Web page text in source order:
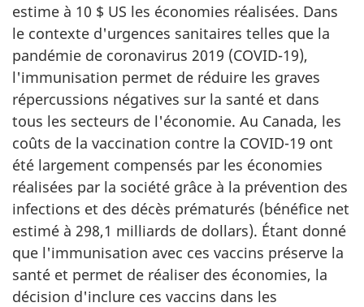
estime à 10 $ US les économies réalisées. Dans
le contexte d'urgences sanitaires telles que la
pandémie de coronavirus 2019 (COVID-19),
l'immunisation permet de réduire les graves
répercussions négatives sur la santé et dans
tous les secteurs de l'économie. Au Canada, les
coûts de la vaccination contre la COVID-19 ont
été largement compensés par les économies
réalisées par la société grâce à la prévention des
infections et des décès prématurés (bénéfice net
estimé à 298,1 milliards de dollars). Étant donné
que l'immunisation avec ces vaccins préserve la
santé et permet de réaliser des économies, la
décision d'inclure ces vaccins dans les